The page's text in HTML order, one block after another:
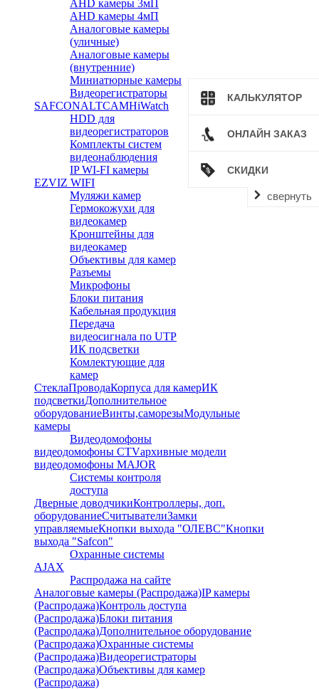
КАЛЬКУЛЯТОР
ОНЛАЙН ЗАКАЗ
СКИДКИ
свернуть
AHD камеры 3мП
AHD камеры 4мП
Аналоговые камеры
(уличные)
Аналоговые камеры
(внутренние)
Миниатюрные камеры
Видеорегистраторы
SAFCONALTCAMHiWatch
HDD для
видеорегистраторов
Комплекты систем
видеонаблюдения
IP WI-FI камеры
EZVIZ WIFI
Муляжи камер
Гермокожухи для
видеокамер
Кронштейны для
видеокамер
Объективы для камер
Разъемы
Микрофоны
Блоки питания
Кабельная продукция
Передача
видеосигнала по UTP
ИК подсветки
Комлектующие для
камер
СтеклаПроводаКорпуса для камерИК
подсветкиДополнительное
оборудованиеВинты,саморезыМодульные
камеры
Видеодомофоны
видеодомофоны CTVархивные модели
видеодомофоны MAJOR
Системы контроля
доступа
Дверные доводчикиКонтроллеры, доп.
оборудованиеСчитывателиЗамки
управляемыеКнопки выхода "ОЛЕВС"Кнопки
выхода "Safcon"
Охранные системы
AJAX
Распродажа на сайте
Аналоговые камеры (Распродажа)IP камеры
(Распродажа)Контроль доступа
(Распродажа)Блоки питания
(Распродажа)Дополнительное оборудование
(Распродажа)Охранные системы
(Распродажа)Видеорегистраторы
(Распродажа)Объективы для камер
(Распродажа)